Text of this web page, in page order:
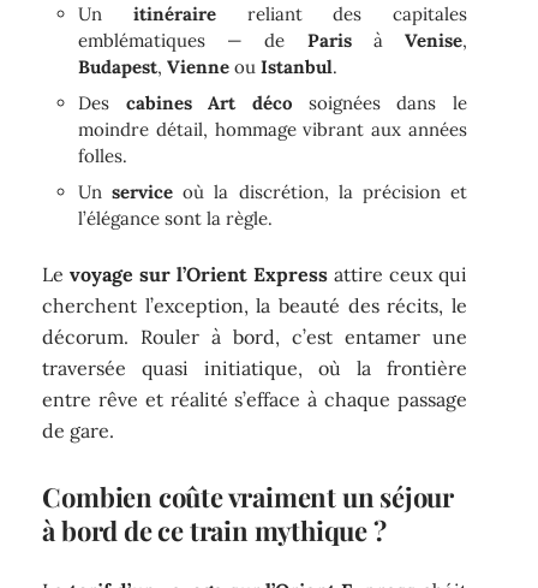
Un itinérairereliant des capitales
emblématiques — de Parisà Venise,
Budapest,Vienne ouIstanbul.
Des cabines Art déco soignées dans le
moindre détail, hommage vibrant aux années
folles.
Unservice où la discrétion, la précision et
l’élégance sont la règle.
Levoyage sur l’Orient Expressattire ceux qui
cherchent l’exception, la beauté des récits, le
décorum. Rouler à bord, c’est entamer une
traversée quasi initiatique, où la frontière
entre rêve et réalité s’efface à chaque passage
de gare.
Combien coûte vraiment un séjour
à bord de ce train mythique ?